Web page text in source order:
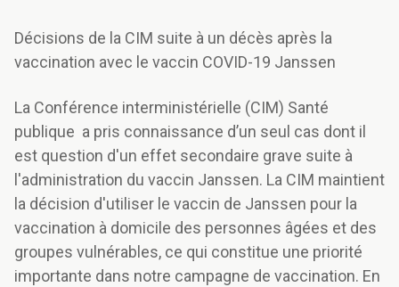
Décisions de la CIM suite à un décès après la
vaccination avec le vaccin COVID-19 Janssen
La Conférence interministérielle (CIM) Santé
publique a pris connaissance d’un seul cas dont il
est question d'un effet secondaire grave suite à
l'administration du vaccin Janssen. La CIM maintient
la décision d'utiliser le vaccin de Janssen pour la
vaccination à domicile des personnes âgées et des
groupes vulnérables, ce qui constitue une priorité
importante dans notre campagne de vaccination. En